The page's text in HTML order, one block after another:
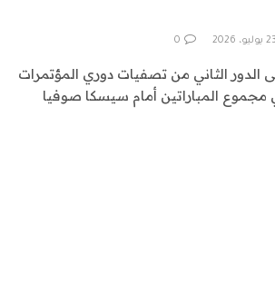
23 يوليو، 2026 0
الثاني من تصفيات دوري المؤتمرات
خسارته 5-3 في مجموع المباراتين أمام سيسكا صوفيا